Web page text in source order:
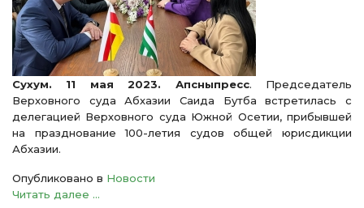
Сухум. 11 мая 2023. Апсныпресс. Председатель
Верховного суда Абхазии Саида Бутба встретилась с
делегацией Верховного суда Южной Осетии, прибывшей
на празднование 100-летия судов общей юрисдикции
Абхазии.
Опубликовано в Новости
Читать далее ...